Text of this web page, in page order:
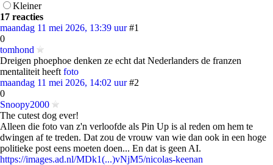
Kleiner
17 reacties
maandag 11 mei 2026, 13:39 uur #1
0
tomhond
Dreigen phoephoe denken ze echt dat Nederlanders de franzen
mentaliteit heeft foto
maandag 11 mei 2026, 14:02 uur #2
0
Snoopy2000
The cutest dog ever!
Alleen die foto van z'n verloofde als Pin Up is al reden om hem te
dwingen af te treden. Dat zou de vrouw van wie dan ook in een hoge
politieke post eens moeten doen... En dat is geen AI.
https://images.ad.nl/MDk1(...)vNjM5/nicolas-keenan